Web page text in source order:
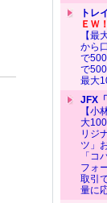
トレ
ＥＷ！
【最
から
で
で
最大
JFX
【小
大
リジ
ツ」
「コ
フォ
取引
量に